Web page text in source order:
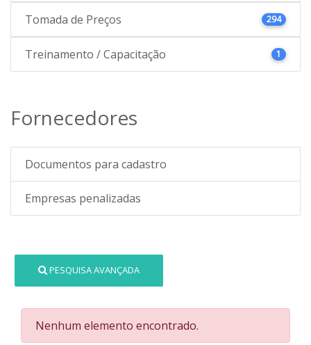
Tomada de Preços 294
Treinamento / Capacitação 1
Fornecedores
Documentos para cadastro
Empresas penalizadas
PESQUISA AVANÇADA
Nenhum elemento encontrado.